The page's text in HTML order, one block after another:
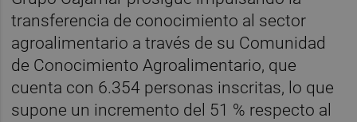
transferencia de conocimiento al sector
agroalimentario a través de su Comunidad
de Conocimiento Agroalimentario, que
cuenta con 6.354 personas inscritas, lo que
supone un incremento del 51 % respecto al